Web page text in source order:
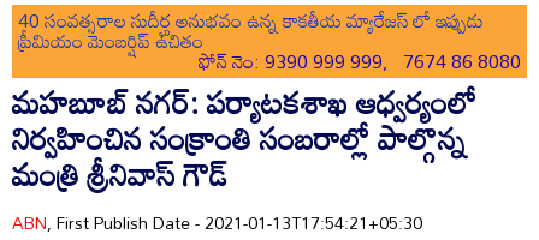
40 సంవత్సరాల సుదీర్ఘ అనుభవం ఉన్న కాకతీయ మ్యారేజస్ లో ఇప్పుడు
ప్రీమియం మెంబర్షిప్ ఉచితం
ఫోన్ నెం: 9390 999 999, 7674 86 8080
మహబూబ్ నగర్: పర్యాటకశాఖ ఆధ్వర్యంలో
నిర్వహించిన సంక్రాంతి సంబరాల్లో పాల్గొన్న
మంత్రి శ్రీనివాస్ గౌడ్
ABN, First Publish Date - 2021-01-13T17:54:21+05:30